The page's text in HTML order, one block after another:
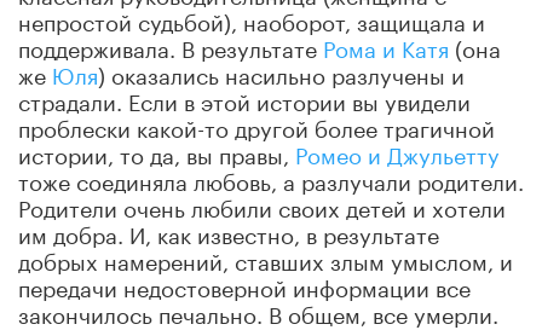
непростой судьбой), наоборот, защищала и
поддерживала. В результате Рома и Катя (она
же Юля) оказались насильно разлучены и
страдали. Если в этой истории вы увидели
проблески какой-то другой более трагичной
истории, то да, вы правы, Ромео и Джульетту
тоже соединяла любовь, а разлучали родители.
Родители очень любили своих детей и хотели
им добра. И, как известно, в результате
добрых намерений, ставших злым умыслом, и
передачи недостоверной информации все
закончилось печально. В общем, все умерли.